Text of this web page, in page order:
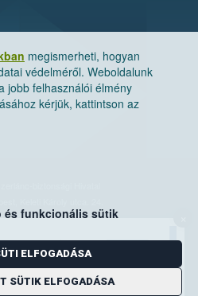
megismerheti, hogyan
védelméről. Weboldalunk
jobb felhasználói élmény
kérjük, kattintson az
és funkcionális sütik
ELFOGADÁSA
SÜTIK ELFOGADÁSA
biztonsági Hivatal
1525 Budapest. Pf. 30.
06-80/263-244
06-1/ 336-9000